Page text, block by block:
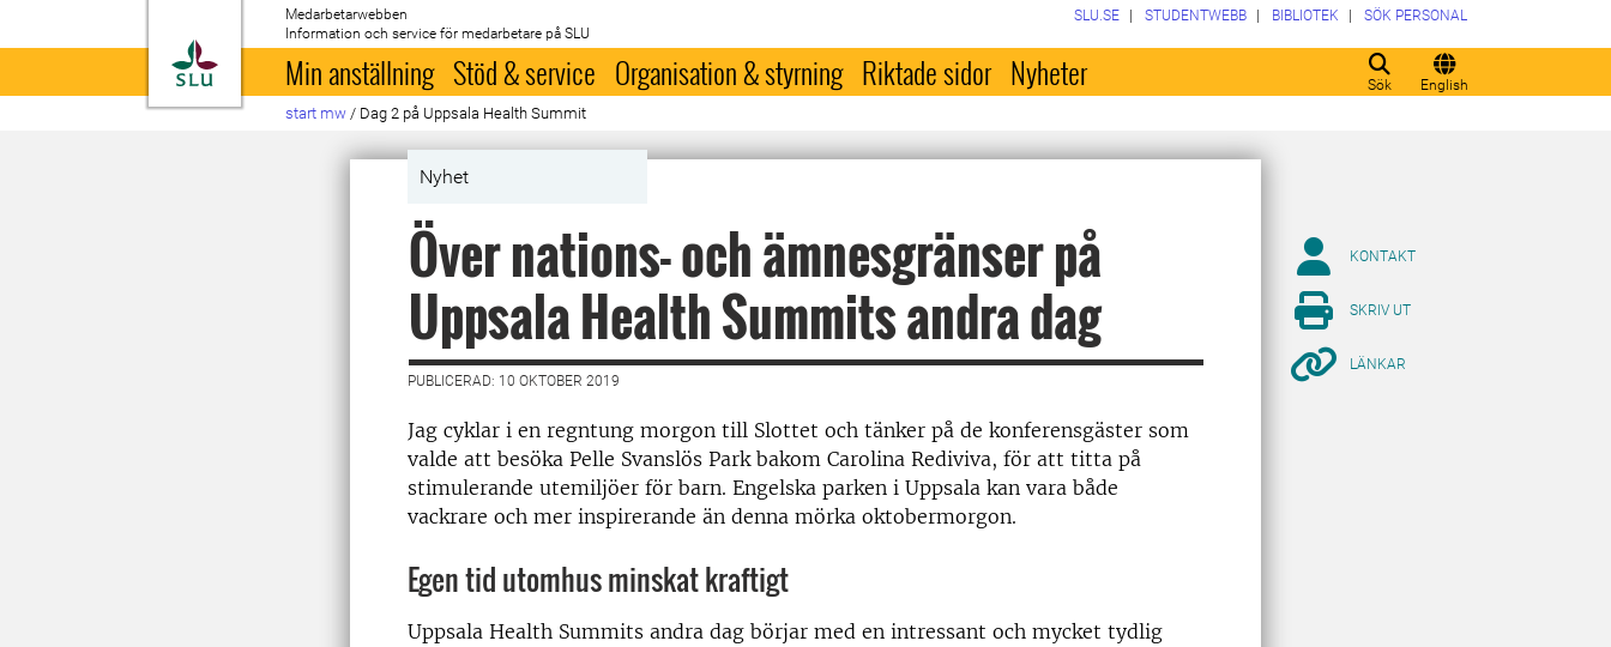
Till startsida
Medarbetarwebben
Information och service för medarbetare på SLU
Sök English
SLU.SE STUDENTWEBB BIBLIOTEK SÖK PERSONAL
Min anställning Stöd & service Organisation & styrning Riktade sidor Nyheter
start mw / Dag 2 på Uppsala Health Summit
Nyhet
Över nations- och ämnesgränser på
Uppsala Health Summits andra dag
PUBLICERAD: 10 OKTOBER 2019
Jag cyklar i en regntung morgon till Slottet och tänker på de konferensgäster som
valde att besöka Pelle Svanslös Park bakom Carolina Rediviva, för att titta på
stimulerande utemiljöer för barn. Engelska parken i Uppsala kan vara både
vackrare och mer inspirerande än denna mörka oktobermorgon.
Egen tid utomhus minskat kraftigt
Uppsala Health Summits andra dag börjar med en intressant och mycket tydlig
KONTAKT
SKRIV UT
LÄNKAR